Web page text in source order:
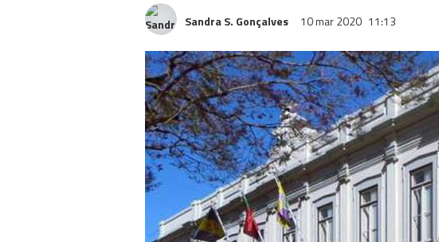
Sandra S. Gonçalves 10 mar 2020 11:13